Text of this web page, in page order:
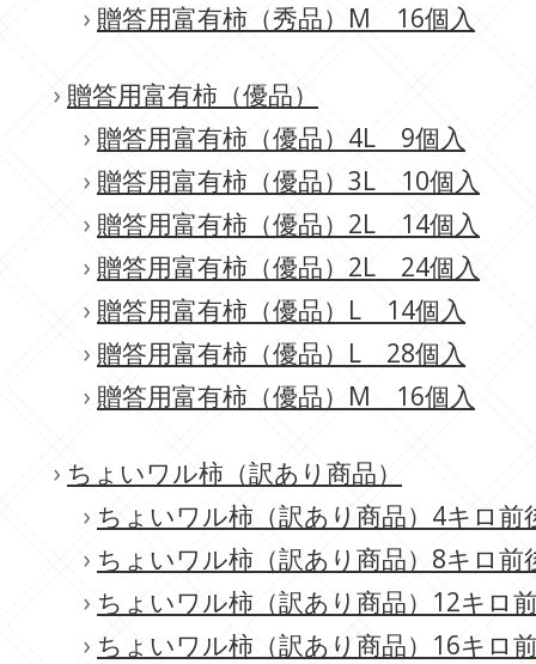
› 贈答用富有柿（秀品）M 16個入
› 贈答用富有柿（優品）
› 贈答用富有柿（優品）4L 9個入
› 贈答用富有柿（優品）3L 10個入
› 贈答用富有柿（優品）2L 14個入
› 贈答用富有柿（優品）2L 24個入
› 贈答用富有柿（優品）L 14個入
› 贈答用富有柿（優品）L 28個入
› 贈答用富有柿（優品）M 16個入
› ちょいワル柿（訳あり商品）
› ちょいワル柿（訳あり商品）4キロ
› ちょいワル柿（訳あり商品）8キロ
› ちょいワル柿（訳あり商品）12キロ
› ちょいワル柿（訳あり商品）16キロ